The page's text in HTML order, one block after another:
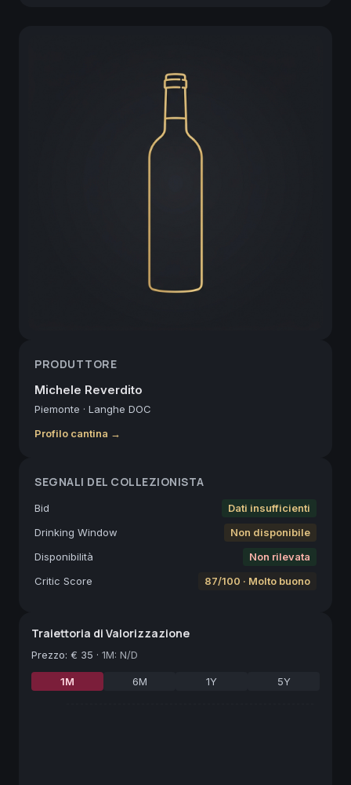
PRODUTTORE
Michele Reverdito
Piemonte · Langhe DOC
Profilo cantina →
SEGNALI DEL COLLEZIONISTA
Bid
Dati insufficienti
Drinking Window
Non disponibile
Disponibilità
Non rilevata
Critic Score
87/100 · Molto buono
Traiettoria di Valorizzazione
Prezzo: € 35 · 1M: N/D
1M 6M 1Y 5Y